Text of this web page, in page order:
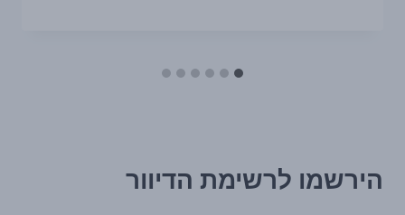
הירשמו לרשימת הדיוור